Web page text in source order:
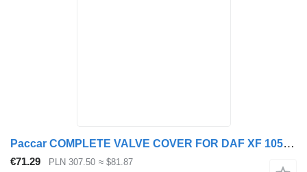
Paccar COMPLETE VALVE COVER FOR DAF XF 105 510KM EURO 5 ENGINE for truck tractor
€71.29 PLN 307.50 ≈ $81.87